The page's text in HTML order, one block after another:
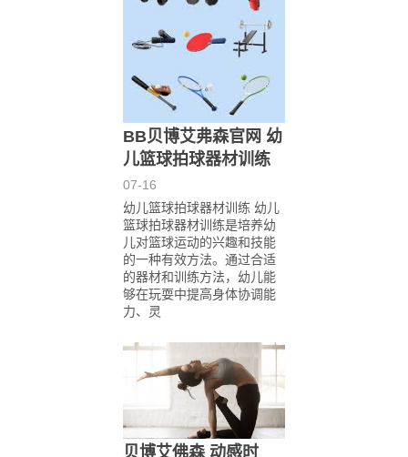
BB贝博艾弗森官网 幼
儿篮球拍球器材训练
07-16
幼儿篮球拍球器材训练 幼儿
篮球拍球器材训练是培养幼
儿对篮球运动的兴趣和技能
的一种有效方法。通过合适
的器材和训练方法，幼儿能
够在玩耍中提高身体协调能
力、灵
贝博艾佛森 动感时